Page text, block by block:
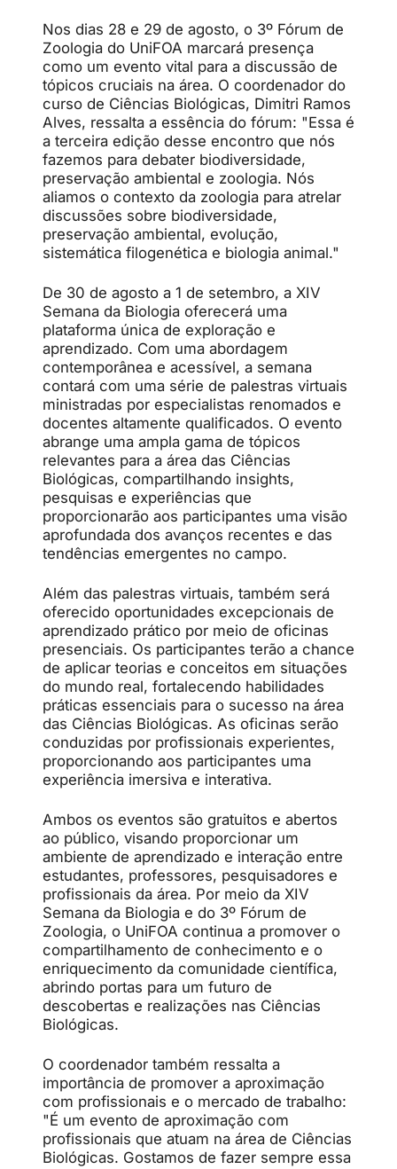
Nos dias 28 e 29 de agosto, o 3º Fórum de
Zoologia do UniFOA marcará presença
como um evento vital para a discussão de
tópicos cruciais na área. O coordenador do
curso de Ciências Biológicas, Dimitri Ramos
Alves, ressalta a essência do fórum: "Essa é
a terceira edição desse encontro que nós
fazemos para debater biodiversidade,
preservação ambiental e zoologia. Nós
aliamos o contexto da zoologia para atrelar
discussões sobre biodiversidade,
preservação ambiental, evolução,
sistemática filogenética e biologia animal."
De 30 de agosto a 1 de setembro, a XIV
Semana da Biologia oferecerá uma
plataforma única de exploração e
aprendizado. Com uma abordagem
contemporânea e acessível, a semana
contará com uma série de palestras virtuais
ministradas por especialistas renomados e
docentes altamente qualificados. O evento
abrange uma ampla gama de tópicos
relevantes para a área das Ciências
Biológicas, compartilhando insights,
pesquisas e experiências que
proporcionarão aos participantes uma visão
aprofundada dos avanços recentes e das
tendências emergentes no campo.
Além das palestras virtuais, também será
oferecido oportunidades excepcionais de
aprendizado prático por meio de oficinas
presenciais. Os participantes terão a chance
de aplicar teorias e conceitos em situações
do mundo real, fortalecendo habilidades
práticas essenciais para o sucesso na área
das Ciências Biológicas. As oficinas serão
conduzidas por profissionais experientes,
proporcionando aos participantes uma
experiência imersiva e interativa.
Ambos os eventos são gratuitos e abertos
ao público, visando proporcionar um
ambiente de aprendizado e interação entre
estudantes, professores, pesquisadores e
profissionais da área. Por meio da XIV
Semana da Biologia e do 3º Fórum de
Zoologia, o UniFOA continua a promover o
compartilhamento de conhecimento e o
enriquecimento da comunidade científica,
abrindo portas para um futuro de
descobertas e realizações nas Ciências
Biológicas.
O coordenador também ressalta a
importância de promover a aproximação
com profissionais e o mercado de trabalho:
"É um evento de aproximação com
profissionais que atuam na área de Ciências
Biológicas. Gostamos de fazer sempre essa